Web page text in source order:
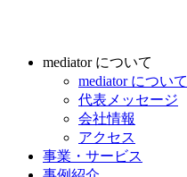
mediator について
mediator について
代表メッセージ
会社情報
アクセス
事業・サービス